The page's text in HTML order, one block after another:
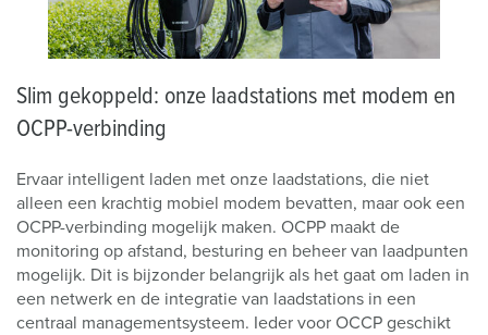
Slim gekoppeld: onze laadstations met modem en
OCPP-verbinding
Ervaar intelligent laden met onze laadstations, die niet
alleen een krachtig mobiel modem bevatten, maar ook een
OCPP-verbinding mogelijk maken. OCPP maakt de
monitoring op afstand, besturing en beheer van laadpunten
mogelijk. Dit is bijzonder belangrijk als het gaat om laden in
een netwerk en de integratie van laadstations in een
centraal managementsysteem. Ieder voor OCCP geschikt